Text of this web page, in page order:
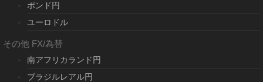
ポンド円
ユーロドル
その他 FX/為替
南アフリカランド円
ブラジルレアル円